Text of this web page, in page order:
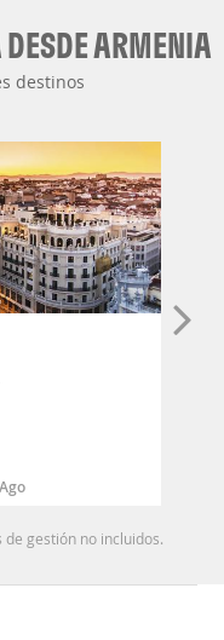
ARMENIA
destinos
de gestión no incluidos.